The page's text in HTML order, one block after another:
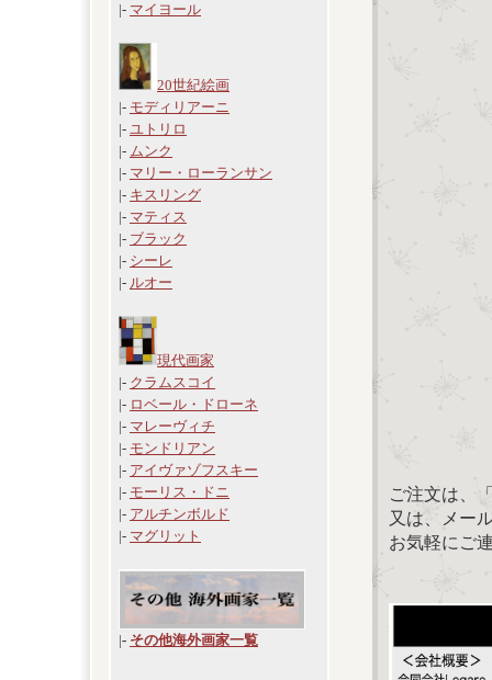
|- マイヨール
20世紀絵画
|- モディリアーニ
|- ユトリロ
|- ムンク
|- マリー・ローランサン
|- キスリング
|- マティス
|- ブラック
|- シーレ
|- ルオー
現代画家
|- クラムスコイ
|- ロベール・ドローネ
|- マレーヴィチ
|- モンドリアン
|- アイヴァゾフスキー
|- モーリス・ドニ
|- アルチンボルド
|- マグリット
|- その他海外画家一覧
ご注文は、
又は、メー
お気軽にご